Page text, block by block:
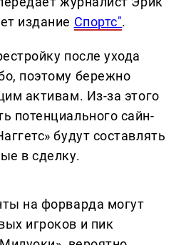
издание Спортс".
после ухода
поэтому бережно
активам. Из-за этого
потенциального сайн-
будут составлять
в сделку.
на форварда могут
игроков и пик